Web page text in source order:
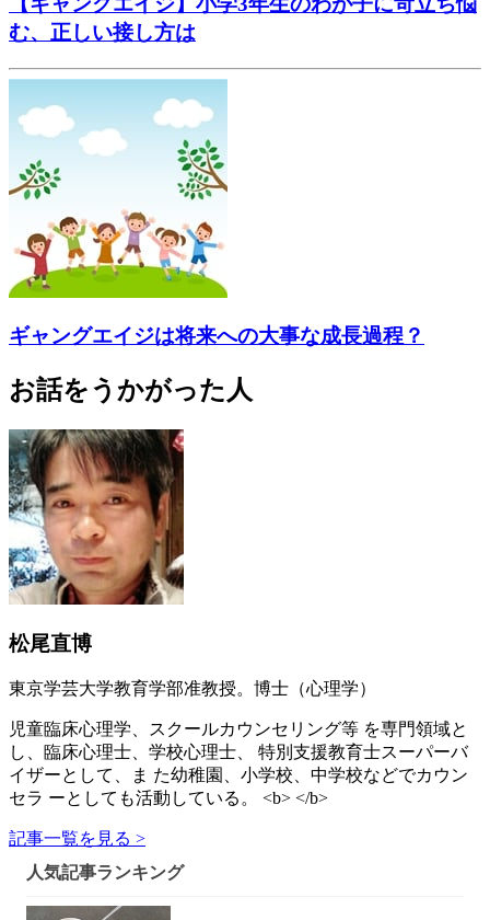
む、正しい接し方は
ギャングエイジは将来への大事な成長過程？
お話をうかがった人
松尾直博
東京学芸大学教育学部准教授。博士（心理学）
児童臨床心理学、スクールカウンセリング等 を専門領域と
し、臨床心理士、学校心理士、 特別支援教育士スーパーバ
イザーとして、ま た幼稚園、小学校、中学校などでカウン
セラ ーとしても活動している。 <b> </b>
記事一覧を見る >
人気記事ランキング